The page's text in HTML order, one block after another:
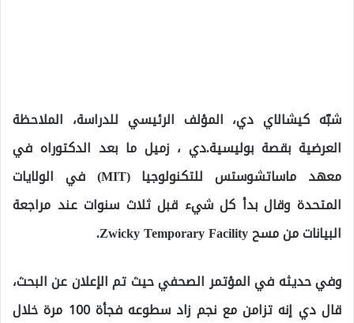
شبّه كيشالاي دي، المؤلف الرئيسي للدراسة، الملاحظة
العرضية بقصة بوليسية.دي ، زميل ما بعد الدكتوراه في
معهد ماساتشوستس للتكنولوجيا (MIT) في الولايات
المتحدة وقال بدأ كل شيء قبل ثلاث سنوات عند مراجعة
البيانات من مسح Zwicky Temporary Facility.
وفي حديثه في المؤتمر الصحفي حيث تم الإعلان عن البحث،
قال دي إنه تزامن مع نجم زاد سطوعه فجأة 100 مرة خلال